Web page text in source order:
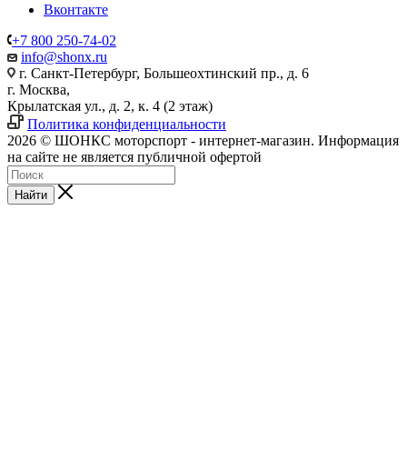
Вконтакте
+7 800 250-74-02
info@shonx.ru
г. Санкт-Петербург, Большеохтинский пр., д. 6
г. Москва,
Крылатская ул., д. 2, к. 4 (2 этаж)
Политика конфиденциальности
2026 © ШОНКС моторспорт - интернет-магазин. Информация
на сайте не является публичной офертой
Найти